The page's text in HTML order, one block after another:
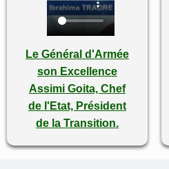
Le Général d'Armée
son Excellence
Assimi Goita, Chef
de l'Etat, Président
de la Transition.